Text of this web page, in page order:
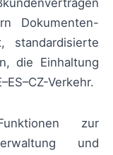
Dokumenten-
standardisierte
die Einhaltung
Verkehr.
zur
und